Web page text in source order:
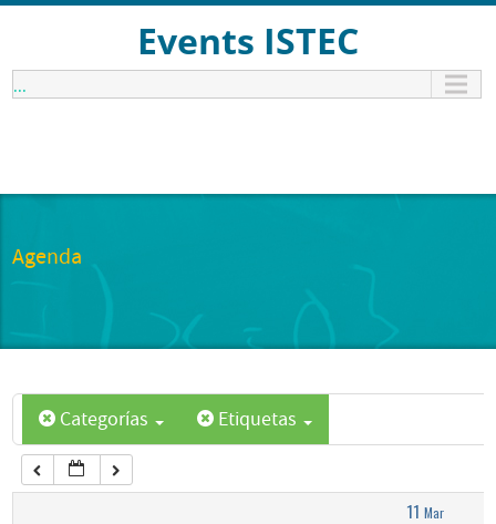
Events ISTEC
...
Agenda
Categorías Etiquetas
11 Mar
1:00 am
6:00 am
7:00 am